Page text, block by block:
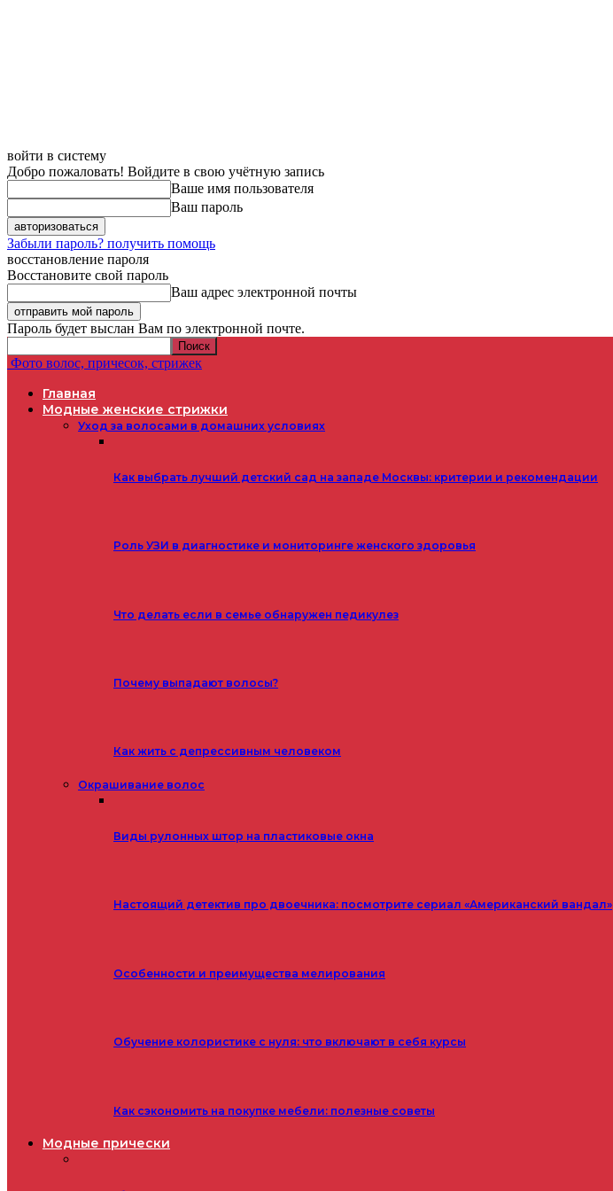
войти в систему
Добро пожаловать! Войдите в свою учётную запись
Ваше имя пользователя
Ваш пароль
Забыли пароль? получить помощь
восстановление пароля
Восстановите свой пароль
Ваш адрес электронной почты
Пароль будет выслан Вам по электронной почте.
Фото волос, причесок, стрижек
Главная
Модные женские стрижки
Уход за волосами в домашних условиях
Как выбрать лучший детский сад на западе Москвы: критерии и рекомендации
Роль УЗИ в диагностике и мониторинге женского здоровья
Что делать если в семье обнаружен педикулез
Почему выпадают волосы?
Как жить с депрессивным человеком
Окрашивание волос
Виды рулонных штор на пластиковые окна
Настоящий детектив про двоечника: посмотрите сериал «Американский вандал»
Особенности и преимущества мелирования
Обучение колористике с нуля: что включают в себя курсы
Как сэкономить на покупке мебели: полезные советы
Модные прически